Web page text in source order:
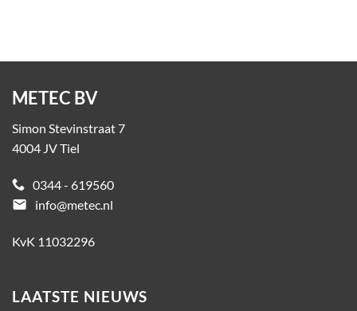
METEC BV
Simon Stevinstraat 7
4004 JV Tiel
0344 - 619560
email
info@metec.nl
KvK 11032296
LAATSTE NIEUWS